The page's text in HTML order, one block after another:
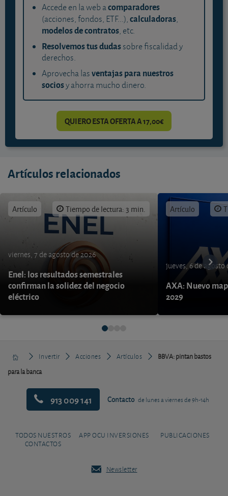
Accede en la web acomparadores
(acciones, fondos, ETF...),calculadoras,
modelos de contratos, etc.
Resolvemos tus dudassobre fiscalidad y
derechos.
Aprovecha lasventajas para nuestros
sociosy ahorra mucho dinero.
QUIERO ESTA OFERTA A 17,00€
Artículos relacionados
Artículo Tiempo de lectura: 3 min.
viernes, 7 de agosto de 2026
Enel: los resultados semestrales
confirman la solidez del negocio
eléctrico
Artículo
jueves, 6 de agosto
AXA: Nuevo
2029
Invertir Acciones Artículos
BBVA: pintan bastos
para la banca
913 009 141 Contacto de lunes a viernes de 9h-14h
TODOS NUESTROS
CONTACTOS
APP OCU INVERSIONES PUBLICACIONES
Newsletter